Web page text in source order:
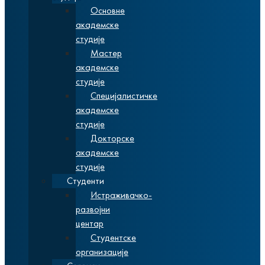
Основне
академске
студије
Мастер
академске
студије
Специјалистичке
академске
студије
Докторске
академске
студије
Студенти
Истраживачко-
развојни
центар
Студентске
организације